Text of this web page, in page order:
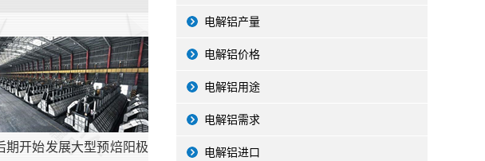
期开始发展大型预焙阳极
电解铝产量
电解铝价格
电解铝用途
电解铝需求
电解铝进口